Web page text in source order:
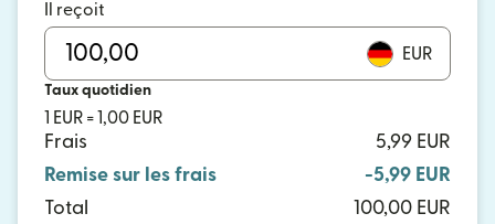
Il reçoit
EUR
Taux quotidien
1 EUR = 1,00 EUR
Frais
5,99 EUR
Remise sur les frais
-5,99 EUR
Total
100,00 EUR